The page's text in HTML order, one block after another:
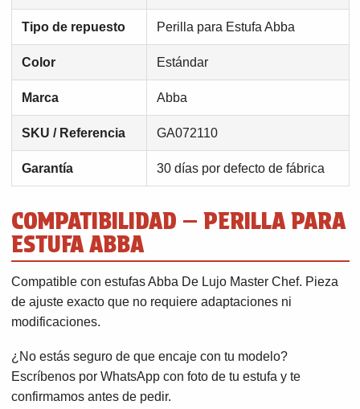
Tipo de repuesto Perilla para Estufa Abba
Color Estándar
Marca Abba
SKU / Referencia GA072110
Garantía 30 días por defecto de fábrica
COMPATIBILIDAD — PERILLA PARA
ESTUFA ABBA
Compatible con estufas Abba De Lujo Master Chef. Pieza
de ajuste exacto que no requiere adaptaciones ni
modificaciones.
¿No estás seguro de que encaje con tu modelo?
Escríbenos por WhatsApp con foto de tu estufa y te
confirmamos antes de pedir.